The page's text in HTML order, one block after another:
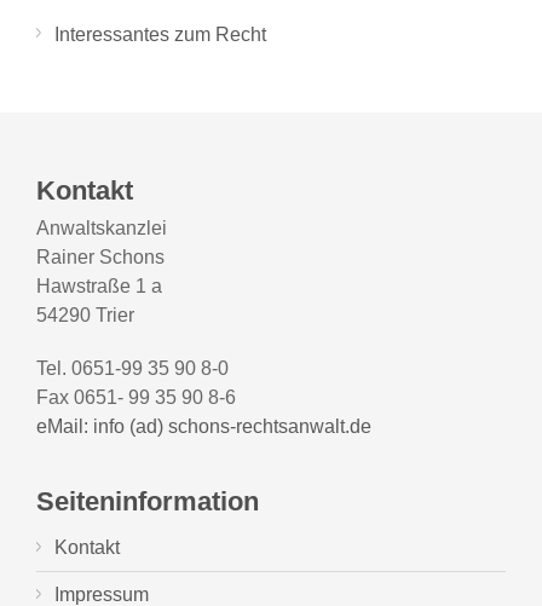
Interessantes zum Recht
Kontakt
Anwaltskanzlei
Rainer Schons
Hawstraße 1 a
54290 Trier
Tel. 0651-99 35 90 8-0
Fax 0651- 99 35 90 8-6
eMail: info (ad) schons-rechtsanwalt.de
Seiteninformation
Kontakt
Impressum